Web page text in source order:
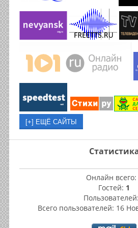
Онлайн всего:
Гостей: 1
Пользователей:
Всего пользователей: 16